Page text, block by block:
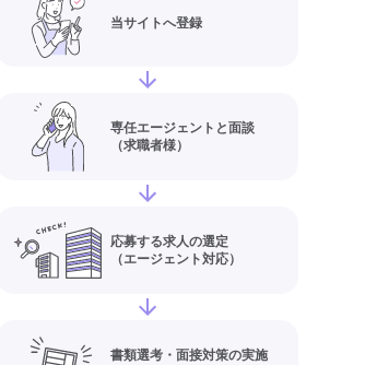
当サイトへ登録
専任エージェントと面談
（求職者様）
応募する求人の選定
（エージェント対応）
書類選考・面接対策の実施